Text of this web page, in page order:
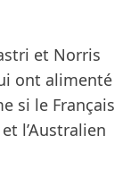
et Norris
ont alimenté
si le Français
l’Australien